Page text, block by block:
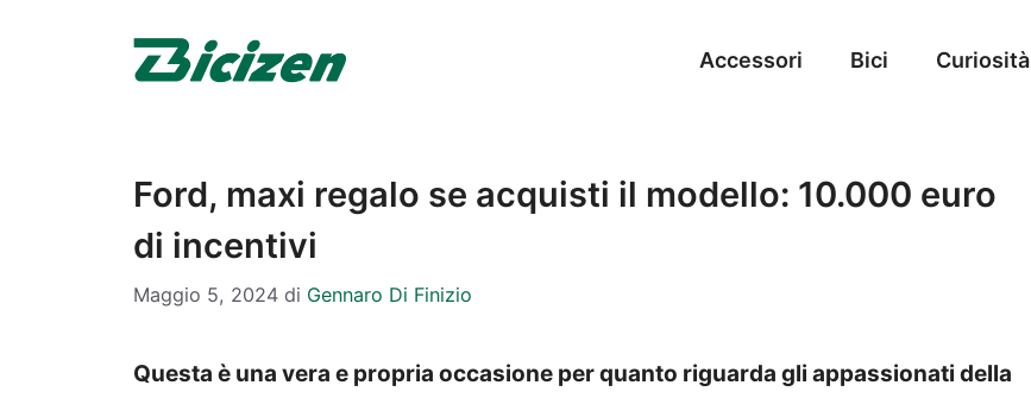
Accessori Bici Curiosità
Ford, maxi regalo se acquisti il modello: 10.000 euro
di incentivi
Maggio 5, 2024 di Gennaro Di Finizio
Questa è una vera e propria occasione per quanto riguarda gli appassionati della